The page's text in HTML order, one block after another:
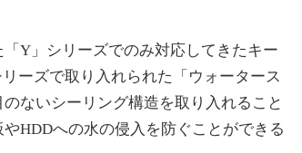
Y」シリーズでのみ対応してきたキー
ーズで取り入れられた「ウォータース
ないシーリング構造を取り入れること
HDDへの水の侵入を防ぐことができる